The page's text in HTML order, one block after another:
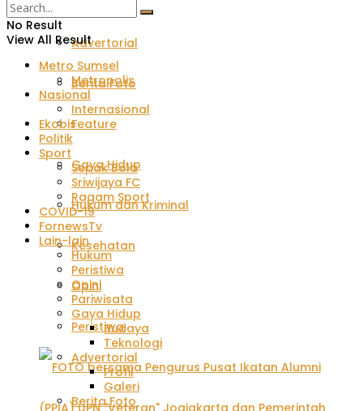
Advertorial
Berita Foto
Feature
Gaya Hidup
Hukum dan Kriminal
Kesehatan
Opini
Peristiwa
No Result
View All Result
Metro Sumsel
Metropolis
Nasional
Internasional
Ekobis
Politik
Sport
Sepak Bola
Sriwijaya FC
Ragam Sport
COVID-19
FornewsTv
Lain-lain
Hukum
Peristiwa
Opini
Pariwisata
Gaya Hidup
Budaya
Teknologi
Advertorial
Profil
Galeri
Berita Foto